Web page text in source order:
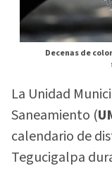
Decenas de
La Unidad
Saneamiento (
calendario de
Tegucigalpa